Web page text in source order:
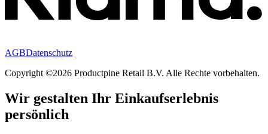
AGBDatenschutz
Copyright ©2026 Productpine Retail B.V. Alle Rechte vorbehalten.
Wir gestalten Ihr Einkaufserlebnis
persönlich